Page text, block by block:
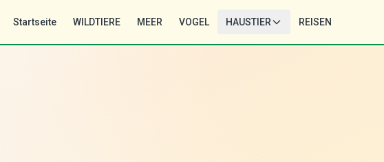
Startseite WILDTIERE MEER VOGEL HAUSTIER REISEN